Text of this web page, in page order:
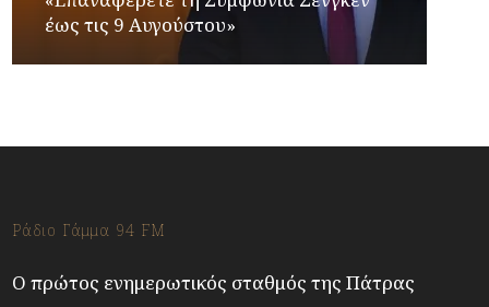
έως τις 9 Αυγούστου»
Ράδιο Γάμμα 94 FM
Ο πρώτος ενημερωτικός σταθμός της Πάτρας